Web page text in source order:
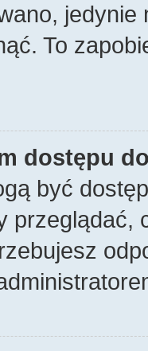
To
dostępu
być